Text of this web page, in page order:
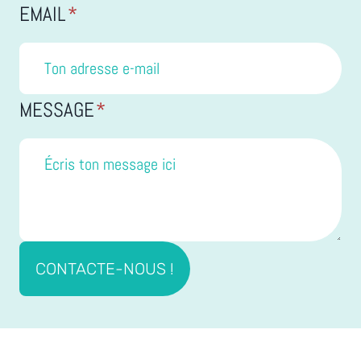
EMAIL*
MESSAGE*
CONTACTE-NOUS !